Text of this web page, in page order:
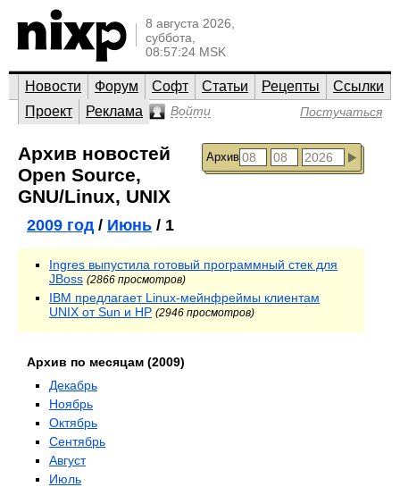
8 августа 2026,
суббота,
08:57:24 MSK
Новости Форум Софт Статьи Рецепты
Ссылки
Проект
Реклама Войти Постучаться
Архив
Архив новостей
Open Source,
GNU/Linux, UNIX
2009 год/ Июнь / 1
Ingres выпустила готовый программный стек для
JBoss (2866 просмотров)
IBM предлагает Linux-мейнфреймы клиентам
UNIX от Sun и HP (2946 просмотров)
Архив по месяцам (2009)
Декабрь
Ноябрь
Октябрь
Сентябрь
Август
Июль